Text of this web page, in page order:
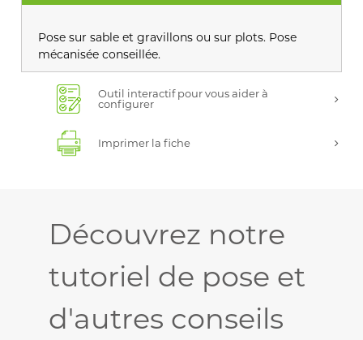
Pose sur sable et gravillons ou sur plots. Pose
mécanisée conseillée.
Outil interactif pour vous aider à
configurer
Imprimer la fiche
Découvrez notre
tutoriel de pose et
d'autres conseils